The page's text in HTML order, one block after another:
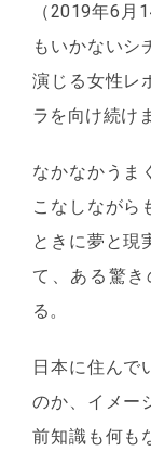
（2019年6月
もいかないシ
演じる女性レ
ラを向け続け
なかなかうま
こなしながら
ときに夢と現
て、ある驚
る。
日本に住んで
のか、イメー
前知識も何も